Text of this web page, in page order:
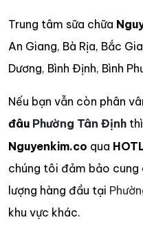
Trung tâm sữa chữa
An Giang, Bà Rịa, Bắc
Dương, Bình Định, Bình
Nếu bạn vẫn còn phân
đâu Phường Tân Định
Nguyenkim.co qua
chúng tôi đảm bảo
lượng hàng đầu tại
khu vực khác.